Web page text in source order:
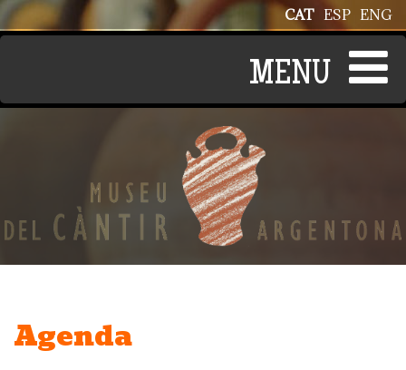
Vés al contingut ENG
ESP
CAT
Agenda